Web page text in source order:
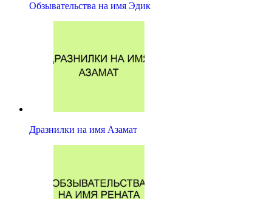
Обзывательства на имя Эдик
Дразнилки на имя Азамат